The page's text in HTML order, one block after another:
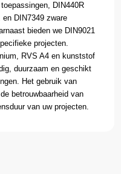
DIN440R
en DIN7349 zware
bieden we DIN9021
projecten.
RVS A4 en kunststof
duurzaam en geschikt
Het gebruik van
betrouwbaarheid van
van uw projecten.